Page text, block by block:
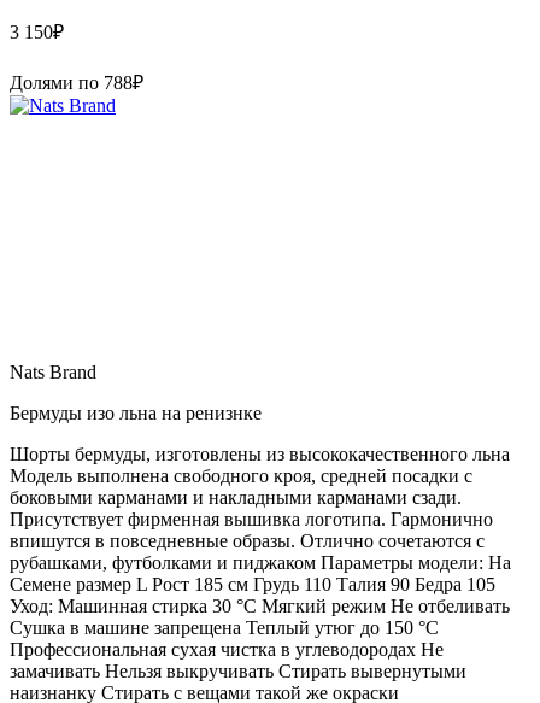
3 150₽
Долями по 788₽
Nats Brand
Бермуды изо льна на ренизнке
Шорты бермуды, изготовлены из высококачественного льна
Модель выполнена свободного кроя, средней посадки с
боковыми карманами и накладными карманами сзади.
Присутствует фирменная вышивка логотипа. Гармонично
впишутся в повседневные образы. Отлично сочетаются с
рубашками, футболками и пиджаком Параметры модели: На
Семене размер L Рост 185 см Грудь 110 Талия 90 Бедра 105
Уход: Машинная стирка 30 °С Мягкий режим Не отбеливать
Сушка в машине запрещена Теплый утюг до 150 °С
Профессиональная сухая чистка в углеводородах Не
замачивать Нельзя выкручивать Стирать вывернутыми
наизнанку Стирать с вещами такой же окраски